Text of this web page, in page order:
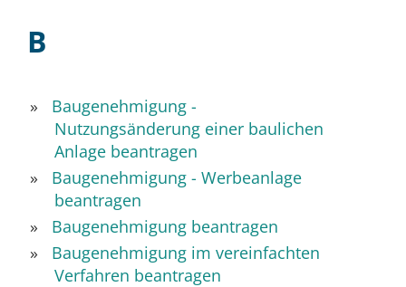
B
Baugenehmigung -
Nutzungsänderung einer baulichen
Anlage beantragen
Baugenehmigung - Werbeanlage
beantragen
Baugenehmigung beantragen
Baugenehmigung im vereinfachten
Verfahren beantragen